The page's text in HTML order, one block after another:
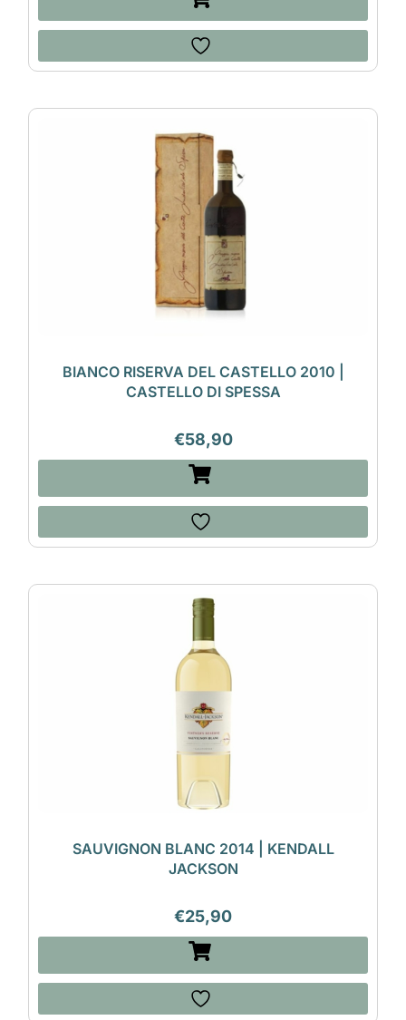
BIANCO RISERVA DEL CASTELLO 2010 |
CASTELLO DI SPESSA
€58,90
SAUVIGNON BLANC 2014 | KENDALL
JACKSON
€25,90